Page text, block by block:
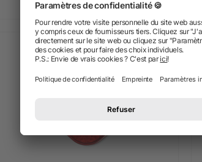
dès 2,27 €